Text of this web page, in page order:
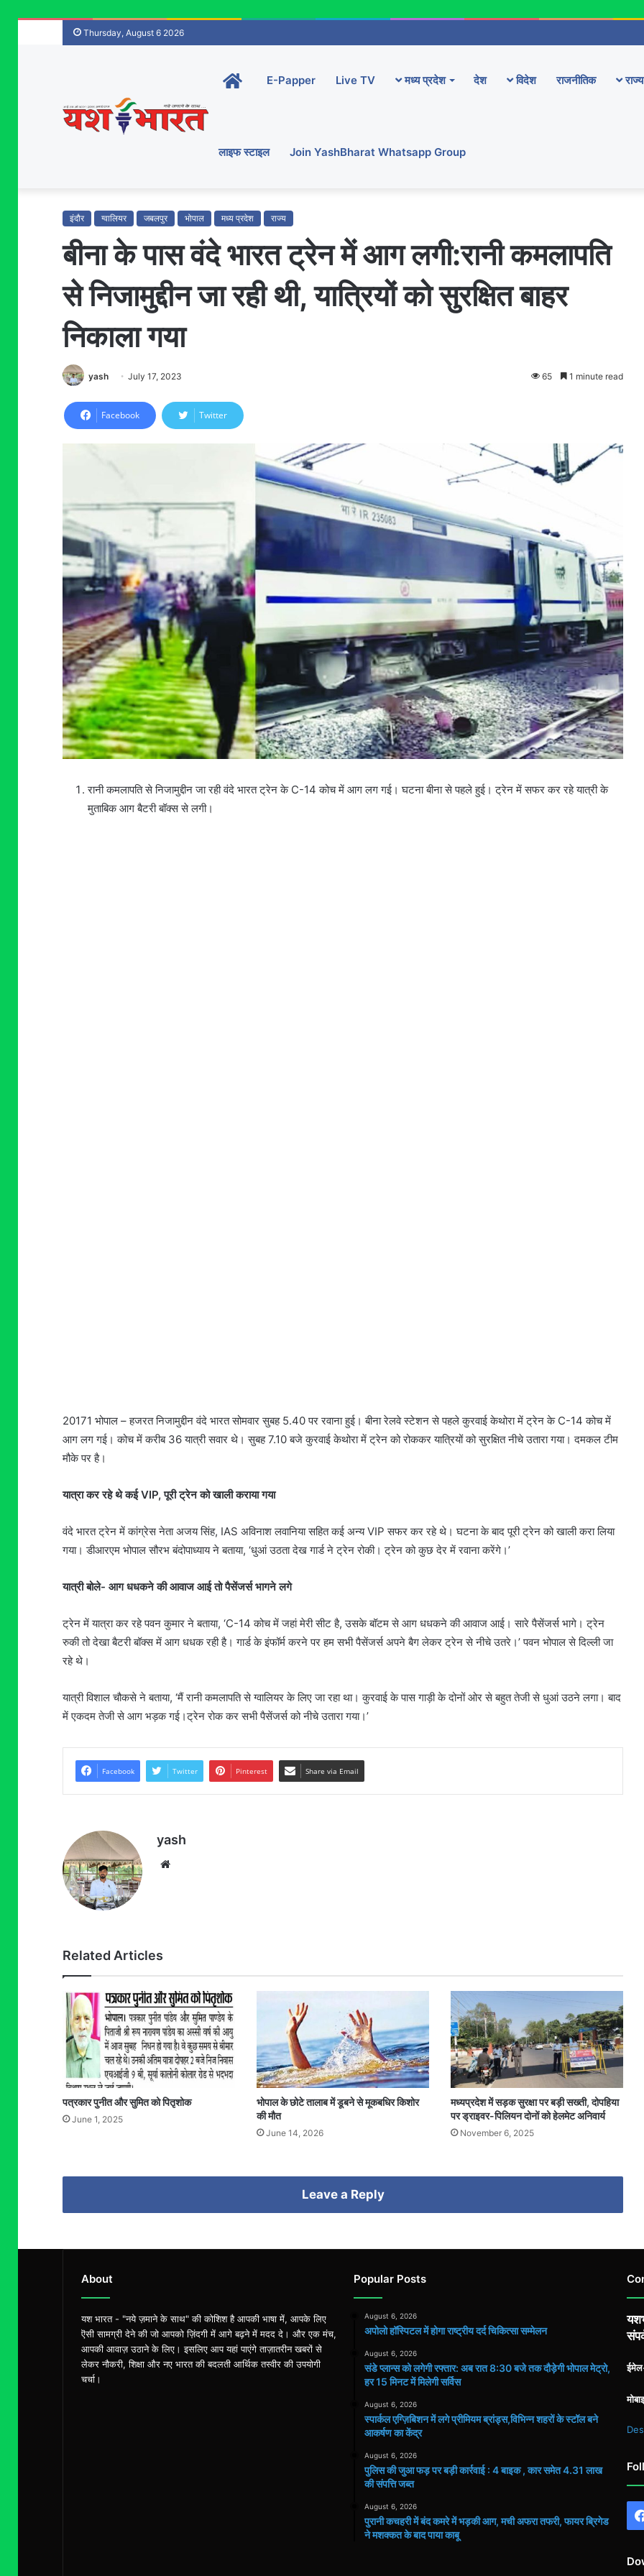
Thursday, August 6 2026
Home-
main
E-Papper Live TV मध्य प्रदेश देश विदेश राजनीतिक राज्य
लाइफ स्टाइल Join YashBharat Whatsapp Group
इंदौर ग्वालियर जबलपुर भोपाल मध्य प्रदेश राज्य
बीना के पास वंदे भारत ट्रेन में आग लगी:रानी कमलापति
से निजामुद्दीन जा रही थी, यात्रियों को सुरक्षित बाहर
निकाला गया
yash July 17, 2023 65 1 minute read
Facebook Twitter
रानी कमलापति से निजामुद्दीन जा रही वंदे भारत ट्रेन के C-14 कोच में आग लग गई। घटना बीना से पहले हुई। ट्रेन में सफर कर रहे यात्री के
मुताबिक आग बैटरी बॉक्स से लगी।
20171 भोपाल – हजरत निजामुद्दीन वंदे भारत सोमवार सुबह 5.40 पर रवाना हुई। बीना रेलवे स्टेशन से पहले कुरवाई केथोरा में ट्रेन के C-14 कोच में
आग लग गई। कोच में करीब 36 यात्री सवार थे। सुबह 7.10 बजे कुरवाई केथोरा में ट्रेन को रोककर यात्रियों को सुरक्षित नीचे उतारा गया। दमकल टीम
मौके पर है।
यात्रा कर रहे थे कई VIP, पूरी ट्रेन को खाली कराया गया
वंदे भारत ट्रेन में कांग्रेस नेता अजय सिंह, IAS अविनाश लवानिया सहित कई अन्य VIP सफर कर रहे थे। घटना के बाद पूरी ट्रेन को खाली करा लिया
गया। डीआरएम भोपाल सौरभ बंदोपाध्याय ने बताया, ‘धुआं उठता देख गार्ड ने ट्रेन रोकी। ट्रेन को कुछ देर में रवाना करेंगे।’
यात्री बोले- आग धधकने की आवाज आई तो पैसेंजर्स भागने लगे
ट्रेन में यात्रा कर रहे पवन कुमार ने बताया, ‘C-14 कोच में जहां मेरी सीट है, उसके बॉटम से आग धधकने की आवाज आई। सारे पैसेंजर्स भागे। ट्रेन
रुकी तो देखा बैटरी बॉक्स में आग धधक रही है। गार्ड के इंफॉर्म करने पर हम सभी पैसेंजर्स अपने बैग लेकर ट्रेन से नीचे उतरे।’ पवन भोपाल से दिल्ली जा
रहे थे।
यात्री विशाल चौकसे ने बताया, ‘मैं रानी कमलापति से ग्वालियर के लिए जा रहा था। कुरवाई के पास गाड़ी के दोनों ओर से बहुत तेजी से धुआं उठने लगा। बाद
में एकदम तेजी से आग भड़क गई।ट्रेन रोक कर सभी पैसेंजर्स को नीचे उतारा गया।’
Facebook Twitter Pinterest Share via Email
yash
Website
Related Articles
पत्रकार पुनीत और सुमित को पितृशोक
June 1, 2025
भोपाल के छोटे तालाब में डूबने से मूकबधिर किशोर
की मौत
June 14, 2026
मध्यप्रदेश में सड़क सुरक्षा पर बड़ी सख्ती, दोपहिया
पर ड्राइवर-पिलियन दोनों को हेलमेट अनिवार्य
November 6, 2025
Leave a Reply
About
यश भारत - "नये ज़माने के साथ" की कोशिश है आपकी भाषा में, आपके लिए
ऎसी सामग्री देने की जो आपको ज़िंदगी में आगे बढ़ने में मदद दे। और एक मंच,
आपकी आवाज़ उठाने के लिए। इसलिए आप यहां पाएंगे ताज़ातरीन खबरों से
लेकर नौकरी, शिक्षा और नए भारत की बदलती आर्थिक तस्वीर की उपयोगी
चर्चा।
Popular Posts
August 6, 2026
अपोलो हॉस्पिटल में होगा राष्ट्रीय दर्द चिकित्सा सम्मेलन
August 6, 2026
संडे प्लान्स को लगेगी रफ्तार: अब रात 8:30 बजे तक दौड़ेगी भोपाल मेट्रो,
हर 15 मिनट में मिलेगी सर्विस
August 6, 2026
स्पार्कल एग्ज़िबिशन में लगे प्रीमियम ब्रांड्स,विभिन्न शहरों के स्टॉल बने
आकर्षण का केंद्र
August 6, 2026
पुलिस की जुआ फड़ पर बड़ी कार्रवाई : 4 बाइक , कार समेत 4.31 लाख
की संपत्ति जब्त
August 6, 2026
पुरानी कचहरी में बंद कमरे में भड़की आग, मची अफरा तफरी, फायर ब्रिगेड
ने मशक्कत के बाद पाया काबू